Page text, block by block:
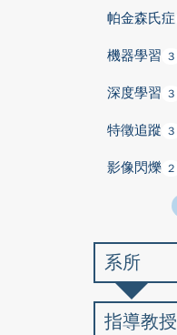
帕金森氏症
機器學習 3
深度學習 3
特徵追蹤 3
影像閃爍 2
系所
指導教授